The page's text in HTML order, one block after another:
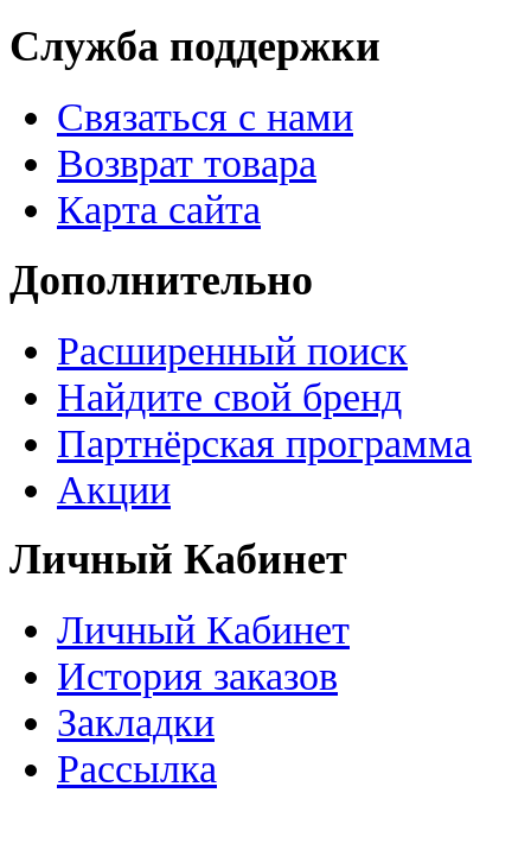
Служба поддержки
Связаться с нами
Возврат товара
Карта сайта
Дополнительно
Расширенный поиск
Найдите свой бренд
Партнёрская программа
Акции
Личный Кабинет
Личный Кабинет
История заказов
Закладки
Рассылка